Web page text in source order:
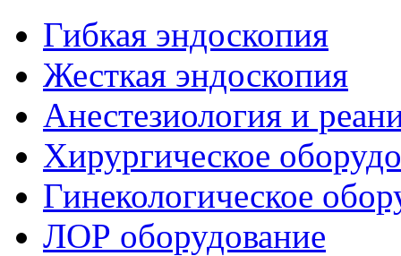
Гибкая эндоскопия
Жесткая эндоскопия
Анестезиология и
Хирургическое
Гинекологическое
ЛОР оборудование